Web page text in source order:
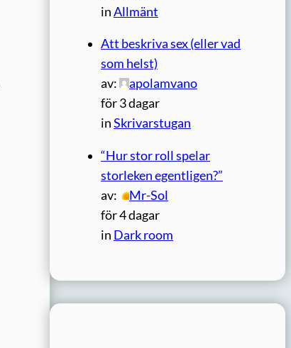
inAllmänt
Att beskriva sex (eller vad
som helst)
av:
apolamvano
för 3 dagar
inSkrivarstugan
“Hur stor roll spelar
storleken egentligen?”
av:
Mr-Sol
för 4 dagar
in Dark room